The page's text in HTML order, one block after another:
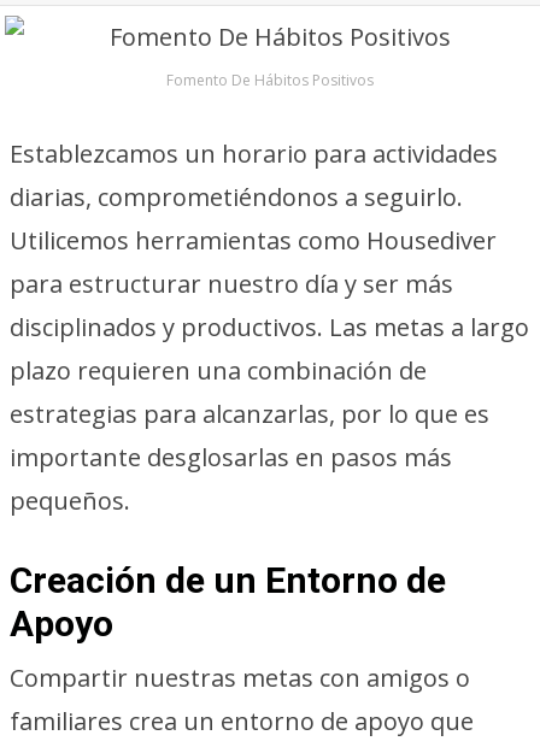
Fomento De Hábitos Positivos
Establezcamos un horario para actividades
diarias, comprometiéndonos a seguirlo.
Utilicemos herramientas como Housediver
para estructurar nuestro día y ser más
disciplinados y productivos. Las metas a largo
plazo requieren una combinación de
estrategias para alcanzarlas, por lo que es
importante desglosarlas en pasos más
pequeños.
Creación de un Entorno de
Apoyo
Compartir nuestras metas con amigos o
familiares crea un entorno de apoyo que